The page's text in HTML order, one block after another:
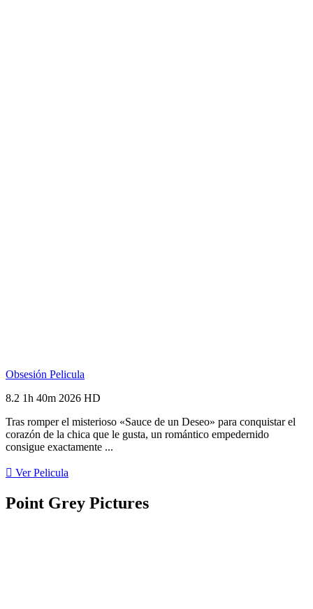
Obsesión Pelicula
8.2 1h 40m 2026 HD
Tras romper el misterioso «Sauce de un Deseo» para conquistar el
corazón de la chica que le gusta, un romántico empedernido
consigue exactamente ...
Ver Pelicula
Point Grey Pictures